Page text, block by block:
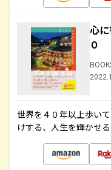
心
０
世界を４０年以上歩い
けする、人生を輝かせ